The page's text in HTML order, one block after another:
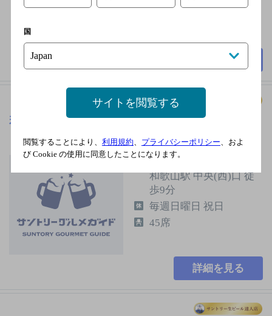
詳細を見る
若嶋津 [ちゃんこ]
わかやま電鉄貴志川線
和歌山駅 中央(西)口 徒
歩9分
毎週日曜日 祝日
45席
詳細を見る
国
サイトを閲覧する
閲覧することにより、 利用規約 プライバシーポリシー 、およ
び Cookie の使用に同意したことになります。